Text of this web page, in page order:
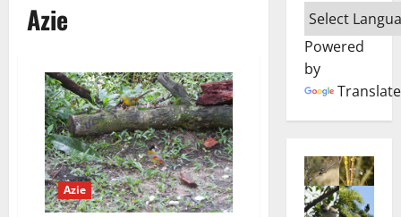
Azie
Azie
Powered
by
Translate